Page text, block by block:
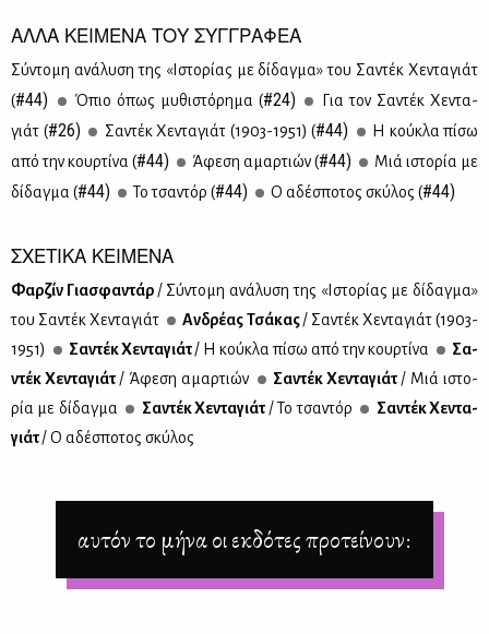
ΑΛΛΑ ΚΕΙΜΕΝΑ ΤΟΥ ΣΥΓΓΡΑΦΕΑ
Σύ­ντο­μη ανά­λυ­ση της «Ιστο­ρί­ας με δί­δαγ­μα» του Σα­ντέκ Χε­ντα­γιάτ
(#44) Όπιο όπως μυ­θι­στό­ρη­μα (#24)
Για τον Σα­ντέκ Χε­ντα­
γιάτ (#26) Σα­ντέκ Χε­ντα­γιάτ (1903-1951) (#44)
Η κού­κλα πί­σω
από την κουρ­τί­να (#44) Άφε­ση αμαρ­τιών (#44)
Μιά ιστο­ρία με
δί­δαγ­μα (#44) Το τσα­ντόρ (#44) Ο αδέ­σπο­τος σκύ­λος (#44)
ΣΧΕΤΙΚΑ ΚΕΙΜΕΝΑ
Φαρ­ζίν Για­σφα­ντάρ/ Σύ­ντο­μη ανά­λυ­ση της «Ιστο­ρί­ας με δί­δαγ­μα»
του Σα­ντέκ Χε­ντα­γιάτ
Αν­δρέ­ας Τσά­κας/ Σα­ντέκ Χε­ντα­γιάτ (1903-
1951)
Σα­ντέκ Χε­ντα­γιάτ/ Η κού­κλα πί­σω από την κουρ­τί­να
Σα­
ντέκ Χε­ντα­γιάτ/ Άφε­ση αμαρ­τιών Σα­ντέκ Χε­ντα­γιάτ/ Μιά ιστο­
ρία με δί­δαγ­μα
Σα­ντέκ Χε­ντα­γιάτ/ Το τσα­ντόρ
Σα­ντέκ Χε­ντα­
γιάτ/ Ο αδέ­σπο­τος σκύ­λος
αυτόν το μήνα οι εκδότες προτείνουν: